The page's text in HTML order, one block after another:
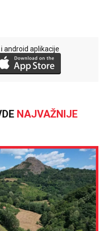
android aplikacije
NAJVAŽNIJE